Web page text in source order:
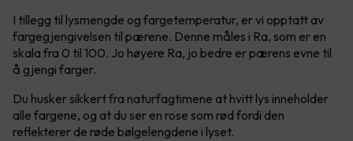
I tillegg til lysmengde og fargetemperatur, er vi opptatt av
fargegjengivelsen til pærene. Denne måles i Ra, som er en
skala fra 0 til 100. Jo høyere Ra, jo bedre er pærens evne til
å gjengi farger.
Du husker sikkert fra naturfagtimene at hvitt lys inneholder
alle fargene, og at du ser en rose som rød fordi den
reflekterer de røde bølgelengdene i lyset.